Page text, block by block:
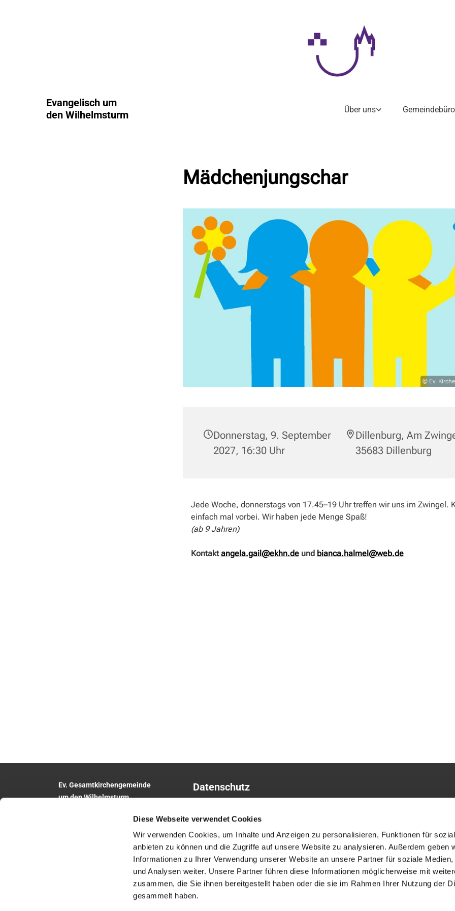
Diese Webseite verwendet Cookies
Wir verwenden Cookies, um Inhalte und Anzeigen zu personalisieren, Funktionen für
anbieten zu können und die Zugriffe auf unsere Website zu analysieren. Außerdem geben
Informationen zu Ihrer Verwendung unserer Website an unsere Partner für soziale Medien,
und Analysen weiter. Unsere Partner führen diese Informationen möglicherweise mit
zusammen, die Sie ihnen bereitgestellt haben oder die sie im Rahmen Ihrer Nutzung der
gesammelt haben.
Evangelisch um
den Wilhelmsturm
Über uns Gemeindebüro
Mädchenjungschar
© Ev.
Donnerstag, 9. September
2027, 16:30 Uhr
Dillenburg, Am
35683 Dillenburg
Jede Woche, donnerstags von 17.45–19 Uhr treffen wir uns im Zwingel.
einfach mal vorbei. Wir haben jede Menge Spaß!
(ab 9 Jahren)
Kontaktangela.gail@ekhn.deund bianca.halmel@web.de
Ev. Gesamtkirchengemeinde
um den Wilhelmsturm
gesamtkirchengemeinde.wilhelmsturm@e
Website: www.um-den-wilhelmsturm.de
Datenschutz